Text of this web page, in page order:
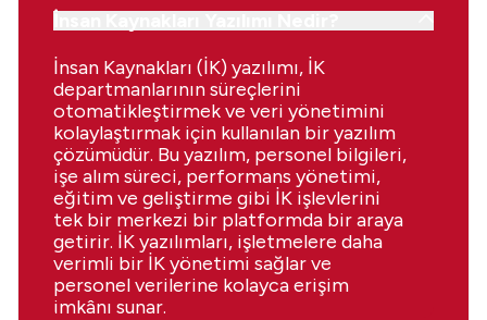
İnsan Kaynakları (İK) yazılımı, İK
departmanlarının süreçlerini
otomatikleştirmek ve veri yönetimini
kolaylaştırmak için kullanılan bir yazılım
çözümüdür. Bu yazılım, personel bilgileri,
işe alım süreci, performans yönetimi,
eğitim ve geliştirme gibi İK işlevlerini
tek bir merkezi bir platformda bir araya
getirir. İK yazılımları, işletmelere daha
verimli bir İK yönetimi sağlar ve
personel verilerine kolayca erişim
imkânı sunar.